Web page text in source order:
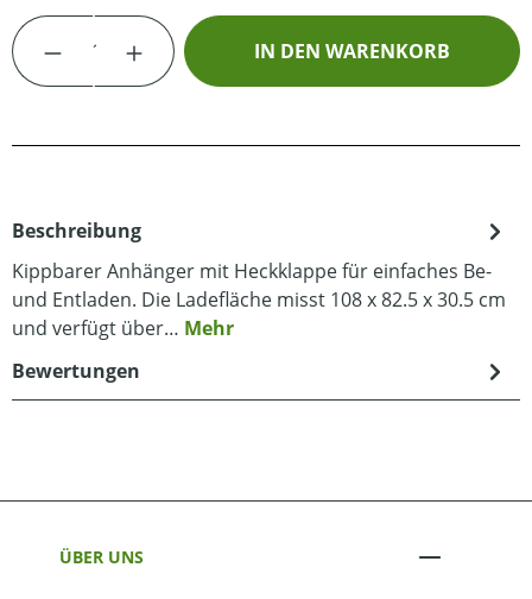
Produkt Anzahl: Gib den gewünschten
IN DEN WARENKORB
Beschreibung
Kippbarer Anhänger mit Heckklappe für einfaches Be-
und Entladen. Die Ladefläche misst 108 x 82.5 x 30.5 cm
und verfügt über… Mehr
Bewertungen
ÜBER UNS